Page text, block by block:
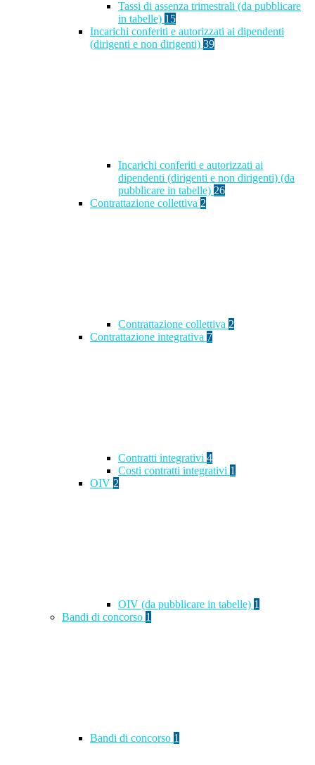
Tassi di assenza trimestrali (da pubblicare
in tabelle) 15
Incarichi conferiti e autorizzati ai dipendenti
(dirigenti e non dirigenti) 39
Incarichi conferiti e autorizzati ai
dipendenti (dirigenti e non dirigenti) (da
pubblicare in tabelle) 26
Contrattazione collettiva 2
Contrattazione collettiva 2
Contrattazione integrativa 7
Contratti integrativi 4
Costi contratti integrativi 1
OIV 2
OIV (da pubblicare in tabelle) 1
Bandi di concorso 1
Bandi di concorso 1